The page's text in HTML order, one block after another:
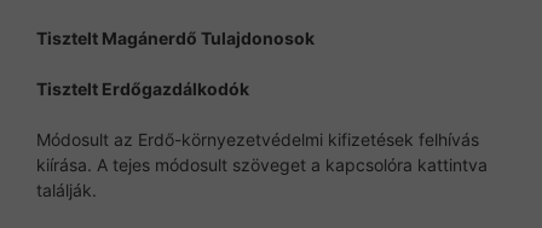
Tisztelt Magánerdő Tulajdonosok
Tisztelt Erdőgazdálkodók
Módosult az Erdő-környezetvédelmi kifizetések felhívás
kiírása. A tejes módosult szöveget a kapcsolóra kattintva
találják.